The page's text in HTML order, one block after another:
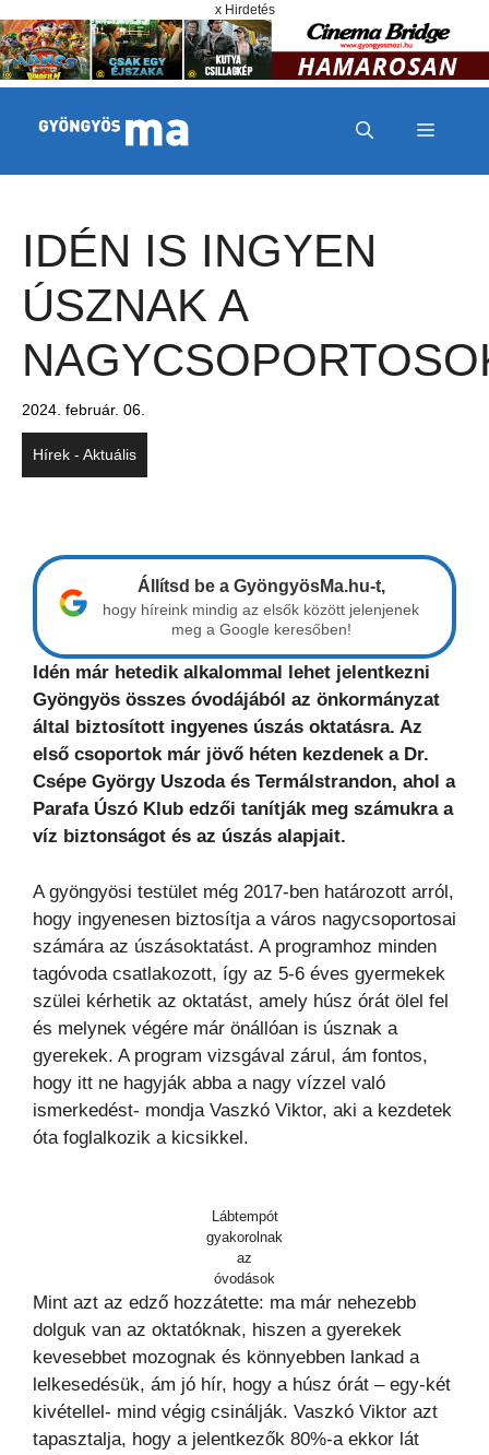
x Hirdetés
MENÜ
IDÉN IS INGYEN
ÚSZNAK A
2024. február. 06.
Hírek - Aktuális
Állítsd be a GyöngyösMa.hu-t,
hogy híreink mindig az elsők között jelenjenek
meg a Google keresőben!
Idén már hetedik alkalommal lehet jelentkezni
Gyöngyös összes óvodájából az önkormányzat
által biztosított ingyenes úszás oktatásra. Az
első csoportok már jövő héten kezdenek a Dr.
Csépe György Uszoda és Termálstrandon, ahol a
Parafa Úszó Klub edzői tanítják meg számukra a
víz biztonságot és az úszás alapjait.
A gyöngyösi testület még 2017-ben határozott arról,
hogy ingyenesen biztosítja a város nagycsoportosai
számára az úszásoktatást. A programhoz minden
tagóvoda csatlakozott, így az 5-6 éves gyermekek
szülei kérhetik az oktatást, amely húsz órát ölel fel
és melynek végére már önállóan is úsznak a
gyerekek. A program vizsgával zárul, ám fontos,
hogy itt ne hagyják abba a nagy vízzel való
ismerkedést- mondja Vaszkó Viktor, aki a kezdetek
óta foglalkozik a kicsikkel.
Lábtempót
gyakorolnak
az
óvodások
Mint azt az edző hozzátette: ma már nehezebb
dolguk van az oktatóknak, hiszen a gyerekek
kevesebbet mozognak és könnyebben lankad a
lelkesedésük, ám jó hír, hogy a húsz órát – egy-két
kivétellel- mind végig csinálják. Vaszkó Viktor azt
tapasztalja, hogy a jelentkezők 80%-a ekkor lát